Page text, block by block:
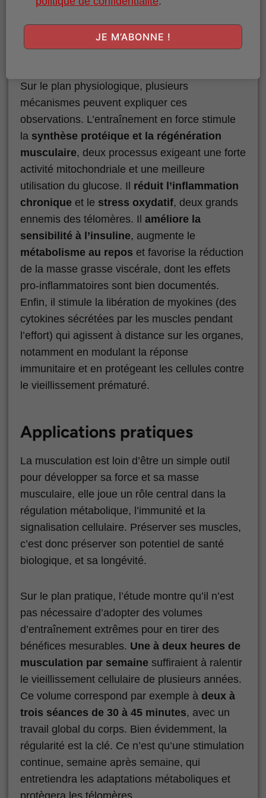
activités d’endurance sur la longueur des
télomères.
Sur le plan physiologique, plusieurs
mécanismes peuvent expliquer ces
observations. L’entraînement en force stimule
la synthèse protéique et la régénération
musculaire, deux processus exigeant une forte
activité mitochondriale et une meilleure
utilisation du glucose. Il réduit l’inflammation
chronique et le stress oxydatif, deux grands
ennemis des télomères. Il améliore la
sensibilité à l’insuline, augmente le
métabolisme au repos et favorise la réduction
de la masse grasse viscérale, dont les effets
pro-inflammatoires sont bien documentés.
Enfin, il stimule la libération de myokines (des
cytokines sécrétées par les muscles pendant
l’effort) qui agissent à distance sur les organes,
notamment en modulant la réponse
immunitaire et en protégeant les cellules contre
le vieillissement prématuré.
Applications pratiques
La musculation est loin d’être un simple outil
pour développer sa force et sa masse
musculaire, elle joue un rôle central dans la
régulation métabolique, l’immunité et la
signalisation cellulaire. Préserver ses muscles,
c’est donc préserver son potentiel de santé
biologique, et sa longévité.
Sur le plan pratique, l’étude montre qu’il n’est
pas nécessaire d’adopter des volumes
d’entraînement extrêmes pour en tirer des
bénéfices mesurables. Une à deux heures de
musculation par semaine suffiraient à ralentir
le vieillissement cellulaire de plusieurs années.
Ce volume correspond par exemple à deux à
trois séances de 30 à 45 minutes, avec un
travail global du corps. Bien évidemment, la
régularité est la clé. Ce n’est qu’une stimulation
continue, semaine après semaine, qui
entretiendra les adaptations métaboliques et
protègera les télomères.
JE M’ABONNE !